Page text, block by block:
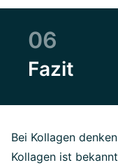
06
Fazit
Bei Kollagen
Kollagen ist